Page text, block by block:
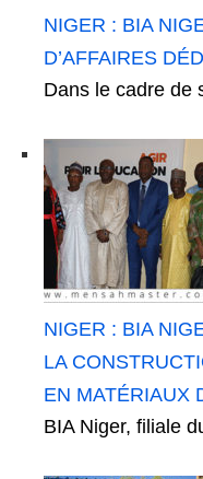
NIGER : BIA
D’AFFAIRES
Dans le cadre de
NIGER : BIA
LA
EN MATÉRIAUX
BIA Niger, filiale